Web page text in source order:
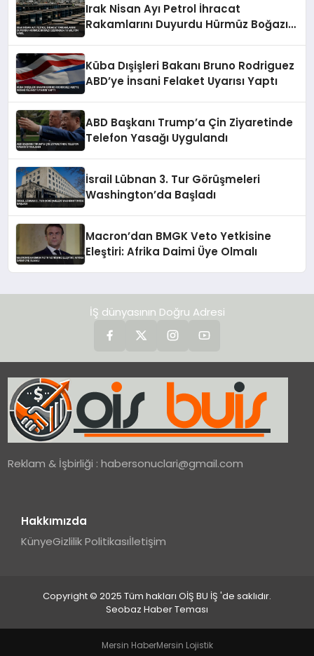
Irak Nisan Ayı Petrol İhracat
Rakamlarını Duyurdu Hürmüz Boğazı
Küba Dışişleri Bakanı Bruno Rodriguez
ABD’ye İnsani Felaket Uyarısı Yaptı
ABD Başkanı Trump’a Çin Ziyaretinde
Telefon Yasağı Uygulandı
İsrail Lübnan 3. Tur Görüşmeleri
Washington’da Başladı
Macron’dan BMGK Veto Yetkisine
Eleştiri: Afrika Daimi Üye Olmalı
İŞ dünyasının Doğru Adresi
Reklam & İşbirliği :habersonuclari@gmail.com
Hakkımızda
KünyeGizlilik Politikasıİletişim
Copyright © 2025 Tüm hakları OİŞ BU İŞ 'de saklıdır.
Seobaz Haber Teması
Mersin HaberMersin Lojistik